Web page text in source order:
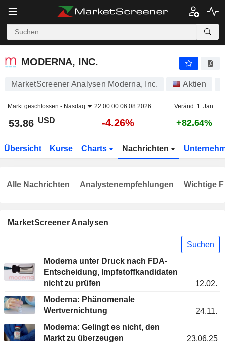
MODERNA, INC.
MODERNA, INC.
MarketScreener Analysen Moderna, Inc. Aktien
Markt geschlossen - Nasdaq 22:00:00 06.08.2026 Veränd. 1. Jan.
53.86 USD -4.26% +82.64%
Übersicht Kurse Charts Nachrichten
MarketScreener Analysen
Suchen
Moderna unter Druck nach FDA-
Entscheidung, Impfstoffkandidaten
nicht zu prüfen
12.02.
Moderna: Phänomenale
Wertvernichtung
24.11.
Moderna: Gelingt es nicht, den
Markt zu überzeugen
23.06.25
Alle Nachrichten Analystenempfehlungen Wichtige